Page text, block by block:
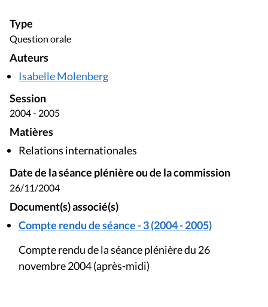
Type
Question orale
Auteurs
Isabelle Molenberg
Session
2004 - 2005
Matières
Relations internationales
Date de la séance plénière ou de la commission
26/11/2004
Document(s) associé(s)
Compte rendu de séance - 3 (2004 - 2005)
Compte rendu de la séance plénière du 26
novembre 2004 (après-midi)